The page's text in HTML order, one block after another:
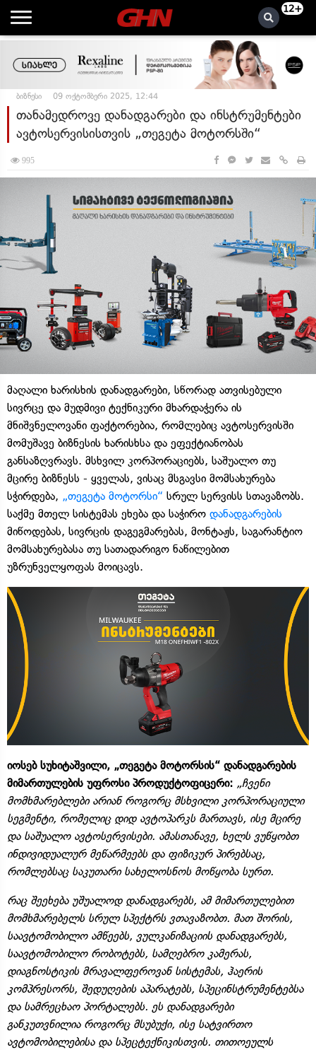
12+
ბიზნესი 09 ოქტომბერი 2025, 12:44
თანამედროვე დანადგარები და ინსტრუმენტები
ავტოსერვისისთვის „თეგეტა მოტორსში“
995
მაღალი ხარისხის დანადგარები, სწორად ათვისებული
სივრცე და მუდმივი ტექნიკური მხარდაჭერა ის
მნიშვნელოვანი ფაქტორებია, რომლებიც ავტოსერვისში
მომუშავე ბიზნესის ხარისხსა და ეფექტიანობას
განსაზღვრავს. მსხვილ კორპორაციებს, საშუალო თუ
მცირე ბიზნესს - ყველას, ვისაც მსგავსი მომსახურება
სჭირდება, „თეგეტა მოტორსი“ სრულ სერვისს სთავაზობს.
საქმე მთელ სისტემას ეხება და საჭირო დანადგარების
მიწოდებას, სივრცის დაგეგმარებას, მონტაჟს, საგარანტიო
მომსახურებასა თუ სათადარიგო ნაწილებით
უზრუნველყოფას მოიცავს.
იოსებ სუხიტაშვილი, „თეგეტა მოტორსის“ დანადგარების
მიმართულების უფროსი პროდუქტოფიცერი: „ჩვენი
მომხმარებლები არიან როგორც მსხვილი კორპორაციული
სეგმენტი, რომელიც დიდ ავტოპარკს მართავს, ისე მცირე
და საშუალო ავტოსერვისები. ამასთანავე, ხელს ვუწყობთ
ინდივიდუალურ მეწარმეებს და ფიზიკურ პირებსაც,
რომლებსაც საკუთარი სახელოსნოს მოწყობა სურთ.
რაც შეეხება უშუალოდ დანადგარებს, ამ მიმართულებით
მომხმარებელს სრულ სპექტრს ვთავაზობთ. მათ შორის,
საავტომობილო ამწეებს, ვულკანიზაციის დანადგარებს,
საავტომობილო რობოტებს, სამღებრო კამერას,
დიაგნოსტიკის მრავალფეროვან სისტემას, ჰაერის
კომპრესორს, შედუღების აპარატებს, სპეცინსტრუმენტებსა
და სამრეცხაო პორტალებს. ეს დანადგარები
განკუთვნილია როგორც მსუბუქი, ისე სატვირთო
ავტომობილებისა და სპეცტექნიკისთვის. თითოეულს